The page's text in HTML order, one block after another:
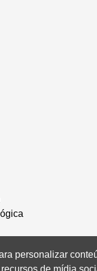
personalizar
de mídia